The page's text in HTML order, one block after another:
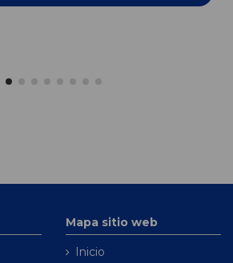
Mapa sitio web
Inicio